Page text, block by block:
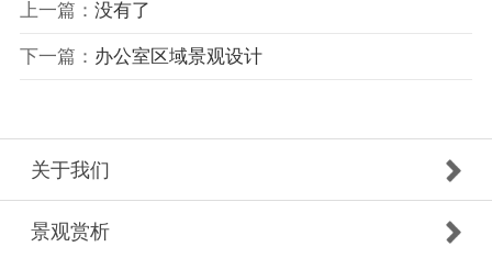
上一篇： 没有了
下一篇： 办公室区域景观设计
关于我们
景观赏析